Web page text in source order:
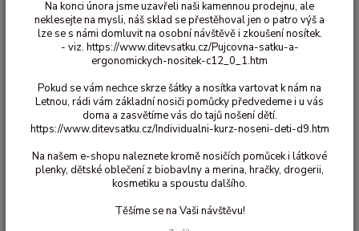
Legíny 3/4 Maxomorra - Lion
86/92
- 52 %
Ohodnotit produkt
Na konci února jsme uzavřeli naši kamennou prodejnu, ale
neklesejte na mysli, náš sklad se přestěhoval jen o patro výš a
lze se s námi domluvit na osobní návštěvě i zkoušení nosítek.
- viz. https://www.ditevsatku.cz/Pujcovna-satku-a-
ergonomickych-nositek-c12_0_1.htm
Pokud se vám nechce skrze šátky a nosítka vartovat k nám na
Letnou, rádi vám základní nosiči pomůcky předvedeme i u vás
doma a zasvětíme vás do tajů nošení dětí.
https://www.ditevsatku.cz/Individualni-kurz-noseni-deti-d9.htm
Na našem e-shopu naleznete kromě nosičích pomůcek i látkové
plenky, dětské oblečení z biobavlny a merina, hračky, drogerii,
kosmetiku a spoustu dalšího.
Těšíme se na Vaši návštěvu!